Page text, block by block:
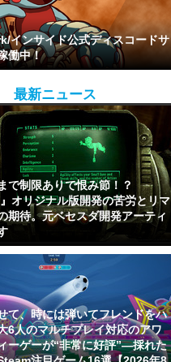
インサイド公式ディスコードサ
働中！
最新ニュース
で制限ありで恨み節！？
オリジナル版開発の苦労とリマ
期待。元ベセスダ開発アーティ
て、時には弾いてフレンドをハ
6人のマルチプレイ対応のアワ
ーゲーが“非常に好評”―採れた